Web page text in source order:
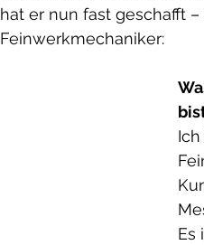
hat er nun fast geschafft
Feinwerkmechaniker:
Es